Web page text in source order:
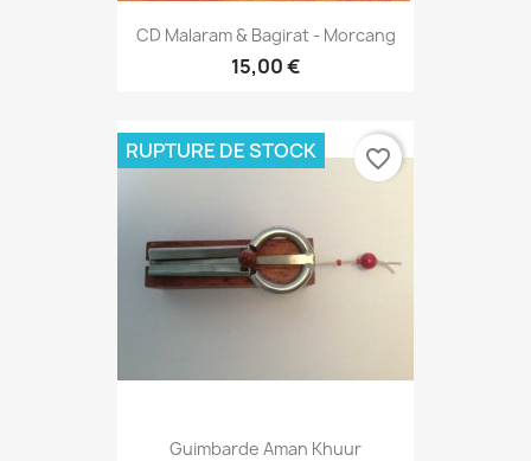
CD Malaram & Bagirat - Morcang
15,00 €
Guimbarde Aman Khuur
RUPTURE DE STOCK favorite_border